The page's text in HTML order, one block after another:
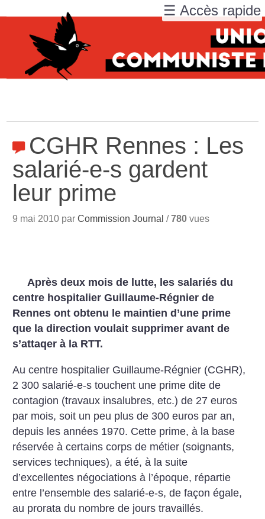
CGHR Rennes : Les
salarié-e-s gardent
leur prime
9 mai 2010 parCommission Journal /780 vues
Après deux mois de lutte, les salariés du
centre hospitalier Guillaume-Régnier de
Rennes ont obtenu le maintien d’une prime
que la direction voulait supprimer avant de
s’attaqer à la RTT.
Au centre hospitalier Guillaume-Régnier (CGHR),
2 300 salarié-e-s touchent une prime dite de
contagion (travaux insalubres, etc.) de 27 euros
par mois, soit un peu plus de 300 euros par an,
depuis les années 1970. Cette prime, à la base
réservée à certains corps de métier (soignants,
services techniques), a été, à la suite
d’excellentes négociations à l’époque, répartie
entre l’ensemble des salarié-e-s, de façon égale,
au prorata du nombre de jours travaillés.
☰ Accès rapide